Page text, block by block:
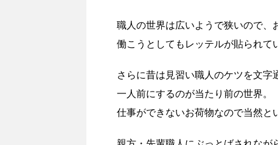
職人の世界は広いようで狭いので、
働こうとしてもレッテルが貼られて
さらに昔は見習い職人のケツを文字
一人前にするのが当たり前の世界。
仕事ができないお荷物なので当然と